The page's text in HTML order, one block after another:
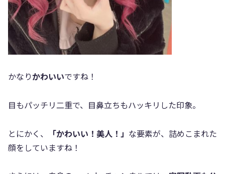
かなりかわいいですね！
目もパッチリ二重で、目鼻立ちもハッキリした印象。
とにかく、 「かわいい！美人！」 な要素が、詰めこまれた
顔をしていますね！